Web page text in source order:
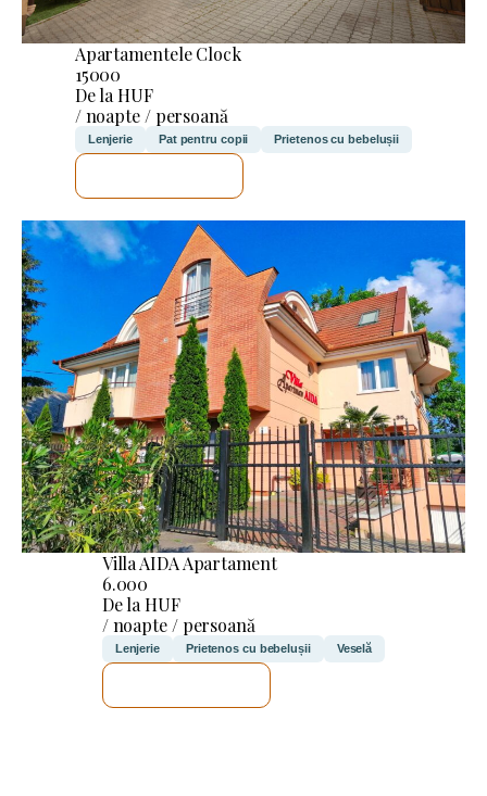
Apartamentele Clock
15000
De la HUF
/ noapte / persoană
Lenjerie Pat pentru copii Prietenos cu bebelușii
Villa AIDA Apartament
6.000
De la HUF
/ noapte / persoană
Lenjerie Prietenos cu bebelușii Veselă